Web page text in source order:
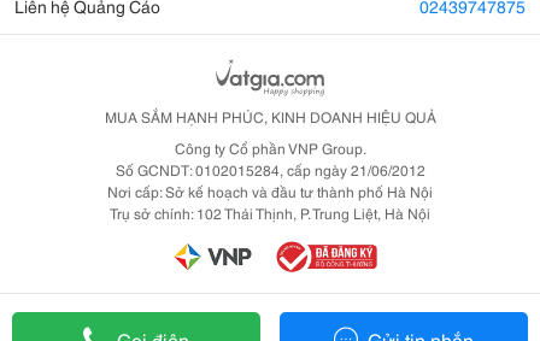
Liên hệ Quảng Cáo 02439747875
MUA SẮM HẠNH PHÚC, KINH DOANH HIỆU QUẢ
Công ty Cổ phần VNP Group.
Số GCNDT: 0102015284, cấp ngày 21/06/2012
Nơi cấp: Sở kế hoạch và đầu tư thành phố Hà Nội
Trụ sở chính: 102 Thái Thịnh, P. Trung Liệt, Hà Nội